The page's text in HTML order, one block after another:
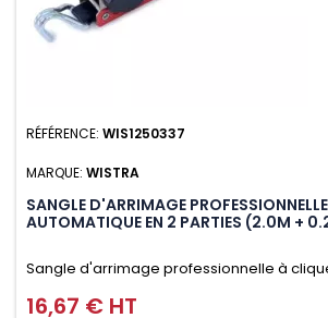
RÉFÉRENCE: WIS1250337
MARQUE: WISTRA
SANGLE D'ARRIMAGE
AUTOMATIQUE EN 2 PARTIES (2.0M +
Sangle d'arrimage professionnelle à
avec crochet deux doigts soudés en J en 2
Prix
16,67 € HT